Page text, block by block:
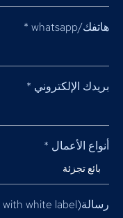
هاتفك/whatsapp *
بريدك الإلكتروني*
أنواع الأعمال*
رسالة(with white label